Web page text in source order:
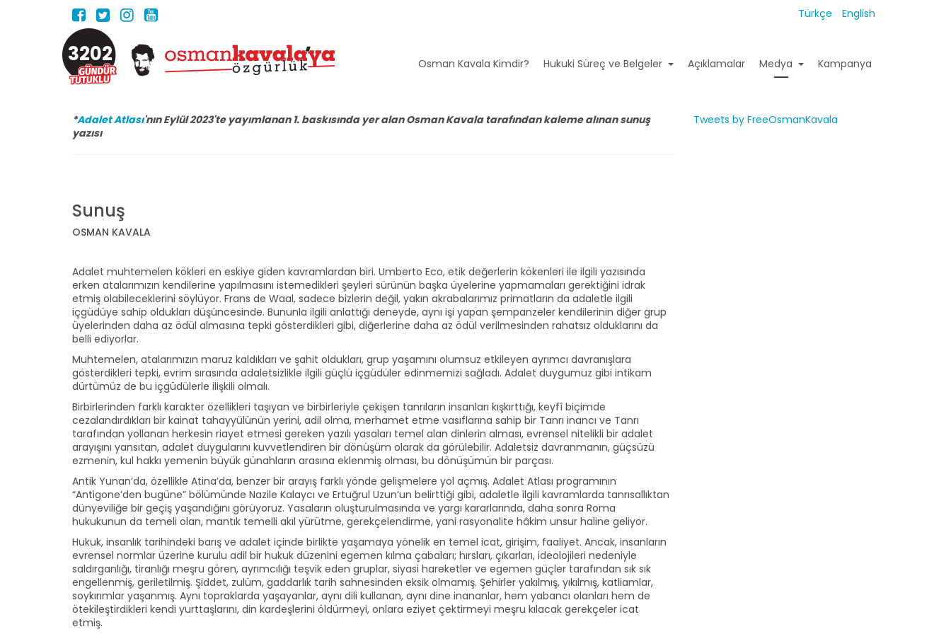
Türkçe English
3202 Osman Kavala Kimdir? Hukuki Süreç ve Belgeler Açıklamalar Medya Kampanya
*Adalet Atlası'nın Eylül 2023'te yayımlanan 1. baskısında yer alan Osman Kavala tarafından kaleme alınan sunuş
yazısı
Sunuş
OSMAN KAVALA
Adalet muhtemelen kökleri en eskiye giden kavramlardan biri. Umberto Eco, etik değerlerin kökenleri ile ilgili yazısında
erken atalarımızın kendilerine yapılmasını istemedikleri şeyleri sürünün başka üyelerine yapmamaları gerektiğini idrak
etmiş olabileceklerini söylüyor. Frans de Waal, sadece bizlerin değil, yakın akrabalarımız primatların da adaletle ilgili
içgüdüye sahip oldukları düşüncesinde. Bununla ilgili anlattığı deneyde, aynı işi yapan şempanzeler kendilerinin diğer grup
üyelerinden daha az ödül almasına tepki gösterdikleri gibi, diğerlerine daha az ödül verilmesinden rahatsız olduklarını da
belli ediyorlar.
Muhtemelen, atalarımızın maruz kaldıkları ve şahit oldukları, grup yaşamını olumsuz etkileyen ayrımcı davranışlara
gösterdikleri tepki, evrim sırasında adaletsizlikle ilgili güçlü içgüdüler edinmemizi sağladı. Adalet duygumuz gibi intikam
dürtümüz de bu içgüdülerle ilişkili olmalı.
Birbirlerinden farklı karakter özellikleri taşıyan ve birbirleriyle çekişen tanrıların insanları kışkırttığı, keyfî biçimde
cezalandırdıkları bir kainat tahayyülünün yerini, adil olma, merhamet etme vasıflarına sahip bir Tanrı inancı ve Tanrı
tarafından yollanan herkesin riayet etmesi gereken yazılı yasaları temel alan dinlerin alması, evrensel nitelikli bir adalet
arayışını yansıtan, adalet duygularını kuvvetlendiren bir dönüşüm olarak da görülebilir. Adaletsiz davranmanın, güçsüzü
ezmenin, kul hakkı yemenin büyük günahların arasına eklenmiş olması, bu dönüşümün bir parçası.
Antik Yunan’da, özellikle Atina’da, benzer bir arayış farklı yönde gelişmelere yol açmış. Adalet Atlası programının
“Antigone’den bugüne” bölümünde Nazile Kalaycı ve Ertuğrul Uzun’un belirttiği gibi, adaletle ilgili kavramlarda tanrısallıktan
dünyeviliğe bir geçiş yaşandığını görüyoruz. Yasaların oluşturulmasında ve yargı kararlarında, daha sonra Roma
hukukunun da temeli olan, mantık temelli akıl yürütme, gerekçelendirme, yani rasyonalite hâkim unsur haline geliyor.
Hukuk, insanlık tarihindeki barış ve adalet içinde birlikte yaşamaya yönelik en temel icat, girişim, faaliyet. Ancak, insanların
evrensel normlar üzerine kurulu adil bir hukuk düzenini egemen kılma çabaları; hırsları, çıkarları, ideolojileri nedeniyle
saldırganlığı, tiranlığı meşru gören, ayrımcılığı teşvik eden gruplar, siyasi hareketler ve egemen güçler tarafından sık sık
engellenmiş, geriletilmiş. Şiddet, zulüm, gaddarlık tarih sahnesinden eksik olmamış. Şehirler yakılmış, yıkılmış, katliamlar,
soykırımlar yaşanmış. Aynı topraklarda yaşayanlar, aynı dili kullanan, aynı dine inananlar, hem yabancı olanları hem de
ötekileştirdikleri kendi yurttaşlarını, din kardeşlerini öldürmeyi, onlara eziyet çektirmeyi meşru kılacak gerekçeler icat
etmiş.
Tweets by FreeOsmanKavala